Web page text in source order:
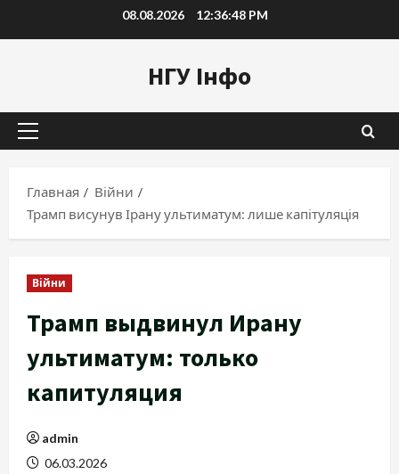
к
08.08.2026 12:36:49 PM
НГУ Інфо
Основное
Главная
Війни
Трамп висунув Ірану ультиматум: лише капітуляція
Війни
Трамп выдвинул Ирану
ультиматум: только
капитуляция
admin
06.03.2026